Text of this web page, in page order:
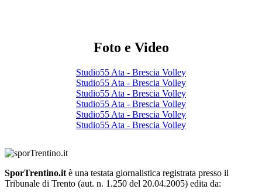
Foto e Video
Studio55 Ata - Brescia Volley
Studio55 Ata - Brescia Volley
Studio55 Ata - Brescia Volley
Studio55 Ata - Brescia Volley
Studio55 Ata - Brescia Volley
Studio55 Ata - Brescia Volley
SporTrentino.it è una testata giornalistica registrata presso il
Tribunale di Trento (aut. n. 1.250 del 20.04.2005) edita da: